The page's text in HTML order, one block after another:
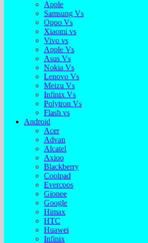
Apple
Samsung Vs
Oppo Vs
Xiaomi vs
Vivo vs
Apple Vs
Asus Vs
Nokia Vs
Lenovo Vs
Meizu Vs
Infinix Vs
Polytron Vs
Flash vs
Android
Acer
Advan
Alcatel
Axioo
Blackberry
Coolpad
Evercoos
Gionee
Google
Himax
HTC
Huawei
Infinix